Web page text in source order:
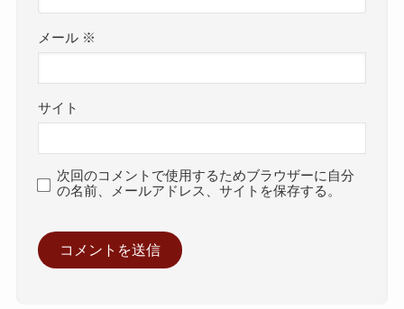
メール ※
サイト
次回のコメントで使用するためブラウザーに自分
の名前、メールアドレス、サイトを保存する。